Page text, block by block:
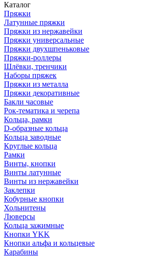
Каталог
Пряжки
Латунные пряжки
Пряжки из нержавейки
Пряжки универсальные
Пряжки двухшпеньковые
Пряжки-роллеры
Шлёвки, тренчики
Наборы пряжек
Пряжки из металла
Пряжки декоративные
Бакли часовые
Рок-тематика и черепа
Кольца, рамки
D-образные кольца
Кольца заводные
Круглые кольца
Рамки
Винты, кнопки
Винты латунные
Винты из нержавейки
Заклепки
Кобурные кнопки
Хольнитены
Люверсы
Кольца зажимные
Кнопки YKK
Кнопки альфа и кольцевые
Карабины